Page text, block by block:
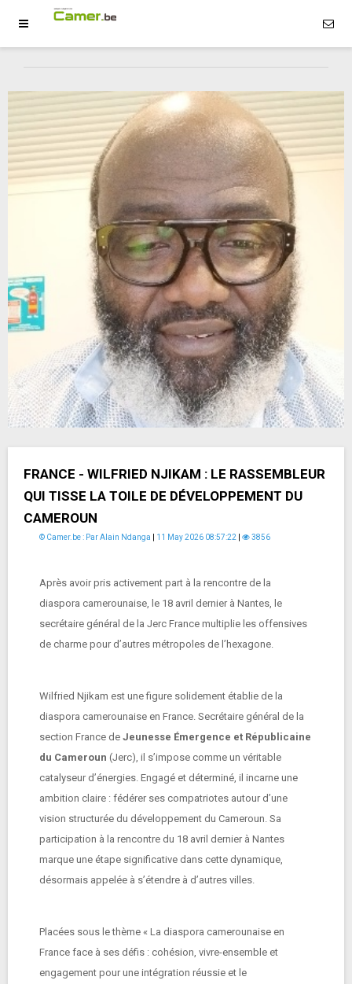
FRANCE - WILFRIED NJIKAM : LE RASSEMBLEUR
QUI TISSE LA TOILE DE DÉVELOPPEMENT DU
CAMEROUN
© Camer.be : Par Alain Ndanga 11 May 2026 08:57:22 3856
Après avoir pris activement part à la rencontre de la
diaspora camerounaise, le 18 avril dernier à Nantes, le
secrétaire général de la Jerc France multiplie les offensives
de charme pour d’autres métropoles de l’hexagone.
Wilfried Njikam est une figure solidement établie de la
diaspora camerounaise en France. Secrétaire général de la
section France de Jeunesse Émergence et Républicaine
du Cameroun (Jerc), il s’impose comme un véritable
catalyseur d’énergies. Engagé et déterminé, il incarne une
ambition claire : fédérer ses compatriotes autour d’une
vision structurée du développement du Cameroun. Sa
participation à la rencontre du 18 avril dernier à Nantes
marque une étape significative dans cette dynamique,
désormais appelée à s’étendre à d’autres villes.
Placées sous le thème « La diaspora camerounaise en
France face à ses défis : cohésion, vivre-ensemble et
engagement pour une intégration réussie et le